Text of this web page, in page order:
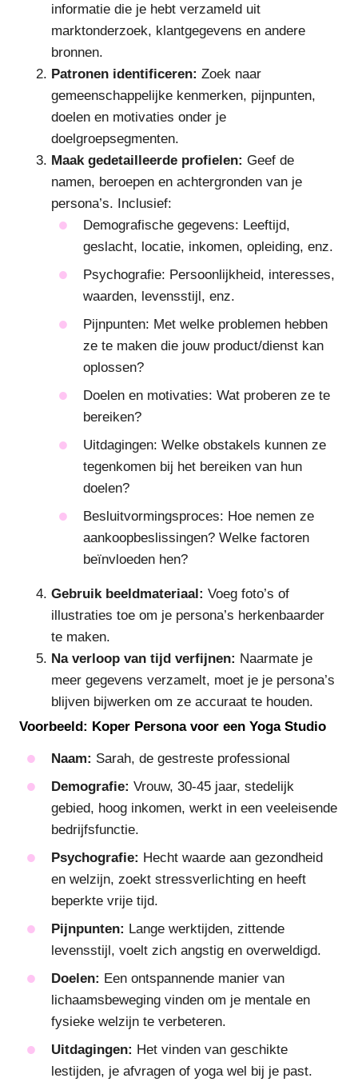
informatie die je hebt verzameld uit
marktonderzoek, klantgegevens en andere
bronnen.
Patronen identificeren: Zoek naar
gemeenschappelijke kenmerken, pijnpunten,
doelen en motivaties onder je
doelgroepsegmenten.
Maak gedetailleerde profielen: Geef de
namen, beroepen en achtergronden van je
persona’s. Inclusief:
Demografische gegevens: Leeftijd,
geslacht, locatie, inkomen, opleiding, enz.
Psychografie: Persoonlijkheid, interesses,
waarden, levensstijl, enz.
Pijnpunten: Met welke problemen hebben
ze te maken die jouw product/dienst kan
oplossen?
Doelen en motivaties: Wat proberen ze te
bereiken?
Uitdagingen: Welke obstakels kunnen ze
tegenkomen bij het bereiken van hun
doelen?
Besluitvormingsproces: Hoe nemen ze
aankoopbeslissingen? Welke factoren
beïnvloeden hen?
Gebruik beeldmateriaal: Voeg foto’s of
illustraties toe om je persona’s herkenbaarder
te maken.
Na verloop van tijd verfijnen: Naarmate je
meer gegevens verzamelt, moet je je persona’s
blijven bijwerken om ze accuraat te houden.
Voorbeeld: Koper Persona voor een Yoga Studio
Naam: Sarah, de gestreste professional
Demografie: Vrouw, 30-45 jaar, stedelijk
gebied, hoog inkomen, werkt in een veeleisende
bedrijfsfunctie.
Psychografie: Hecht waarde aan gezondheid
en welzijn, zoekt stressverlichting en heeft
beperkte vrije tijd.
Pijnpunten: Lange werktijden, zittende
levensstijl, voelt zich angstig en overweldigd.
Doelen: Een ontspannende manier van
lichaamsbeweging vinden om je mentale en
fysieke welzijn te verbeteren.
Uitdagingen: Het vinden van geschikte
lestijden, je afvragen of yoga wel bij je past.